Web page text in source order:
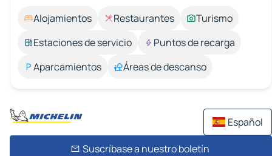
Alojamientos Restaurantes
Turismo
Estaciones de servicio
Puntos de recarga
Aparcamientos
Áreas de descanso
Español
Suscríbase a nuestro boletín